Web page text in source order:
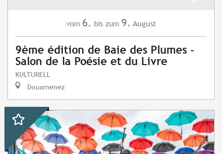
vom 6. bis zum 9. August
9ème édition de Baie des Plumes -
Salon de la Poésie et du Livre
KULTURELL
Douarnenez